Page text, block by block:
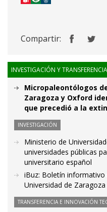
Compartir:
INVESTIGACIÓN Y TRANSFERENCIA
Micropaleontólogos
Zaragoza y Oxford
que precedió a la
INVESTIGACIÓN
Ministerio de
universidades públicas
universitario español
iBuz: Boletín informativo
Universidad de Zaragoza
TRANSFERENCIA E INNOVACIÓN